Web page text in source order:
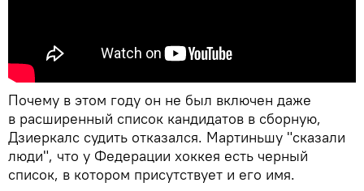
Почему в этом году он не был включен даже
в расширенный список кандидатов в сборную,
Дзиеркалс судить отказался. Мартиньшу "сказали
люди", что у Федерации хоккея есть черный
список, в котором присутствует и его имя.